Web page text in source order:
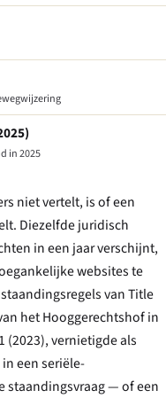
in 2025
nietvertelt, is of een
Diezelfde juridisch
in een jaar verschijnt,
websites te
van Title
het Hooggerechtshof in
(2023), vernietigde als
een seriële-
staandingsvraag — of een